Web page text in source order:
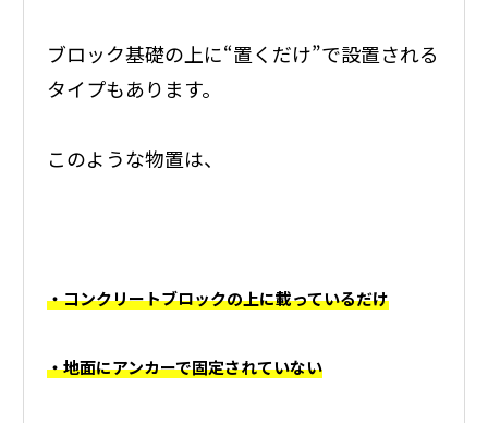
ブロック基礎の上に“置くだけ”で設置される
タイプもあります。
このような物置は、
・コンクリートブロックの上に載っているだけ
・地面にアンカーで固定されていない